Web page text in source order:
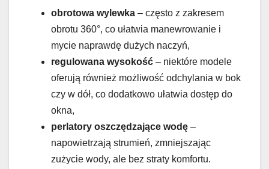
obrotowa wylewka – często z zakresem
obrotu 360°, co ułatwia manewrowanie i
mycie naprawdę dużych naczyń,
regulowana wysokość – niektóre modele
oferują również możliwość odchylania w bok
czy w dół, co dodatkowo ułatwia dostęp do
okna,
perlatory oszczędzające wodę –
napowietrzają strumień, zmniejszając
zużycie wody, ale bez straty komfortu.